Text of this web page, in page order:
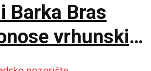
Barka Bras
vrhunski
Jalovik Izvor